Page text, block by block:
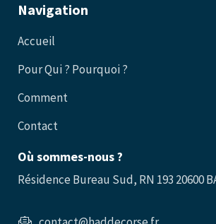
Navigation
Accueil
Pour Qui ? Pourquoi ?
Comment
Contact
Où sommes-nous ?
Résidence Bureau Sud, RN 193 20600